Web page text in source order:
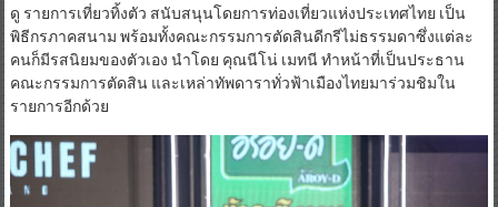
ดู รายการเที่ยวทิ้งตัว สนับสนุนโดยการท่องเที่ยวแห่งประเทศไทย เป็น
พิธีกรภาคสนาม พร้อมทั้งคณะกรรมการตัดสินดีกรีไม่ธรรมดาซึ่งแต่ละ
คนก็มีรสนิยมของตัวเอง นำโดย คุณนีโน่ เมทนี ทำหน้าที่เป็นประธาน
คณะกรรมการตัดสิน และเหล่าทัพดาราทั่วฟ้าเมืองไทยมาร่วมชิมใน
รายการอีกด้วย